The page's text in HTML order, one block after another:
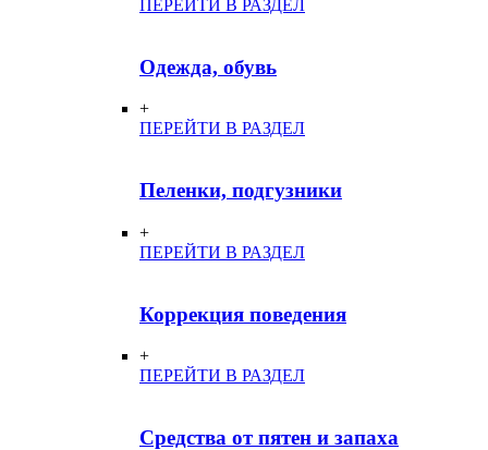
ПЕРЕЙТИ В РАЗДЕЛ
Одежда, обувь
+
ПЕРЕЙТИ В РАЗДЕЛ
Пеленки, подгузники
+
ПЕРЕЙТИ В РАЗДЕЛ
Коррекция поведения
+
ПЕРЕЙТИ В РАЗДЕЛ
Средства от пятен и запаха